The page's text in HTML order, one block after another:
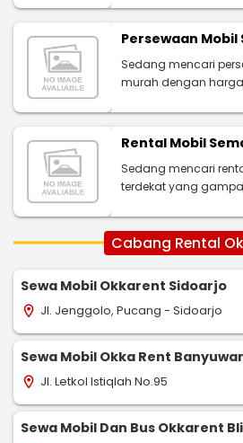
Persewaan
Sedang mencari
murah dengan harga
Rental Mobil
Sedang mencari
terdekat yang
Cabang Rental
Sewa Mobil Okkarent Sidoarjo
location_on Jl. Jenggolo, Pucang - Sidoarjo
Sewa Mobil Okka Rent
location_on Jl. Letkol Istiqlah No.95
Sewa Mobil Dan Bus Okkarent